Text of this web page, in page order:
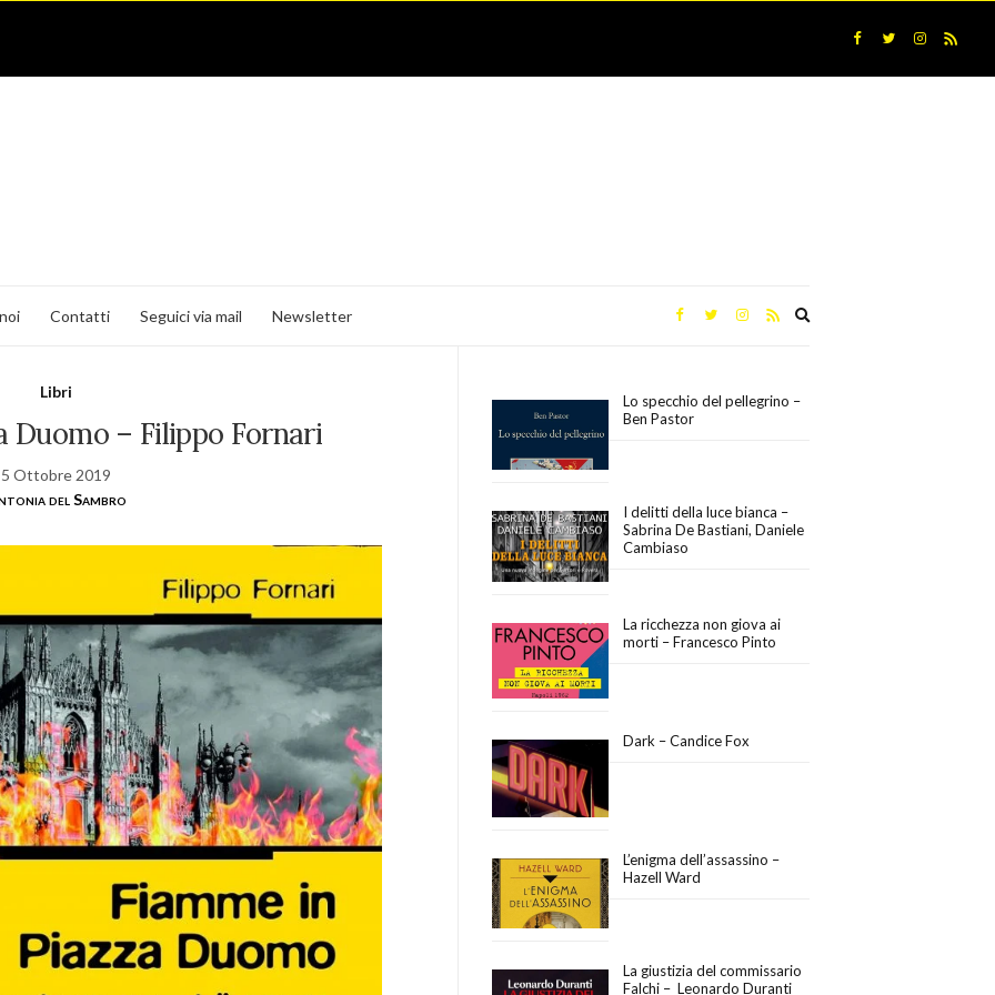
Contatti Seguici via mail Newsletter
Libri
Duomo – Filippo Fornari
5 Ottobre 2019
del Sambro
Lo specchio del pellegrino –
Ben Pastor
I delitti della luce bianca –
Sabrina De Bastiani, Daniele
Cambiaso
La ricchezza non giova ai
morti – Francesco Pinto
Dark – Candice Fox
L’enigma dell’assassino –
Hazell Ward
La giustizia del commissario
Falchi – Leonardo Duranti